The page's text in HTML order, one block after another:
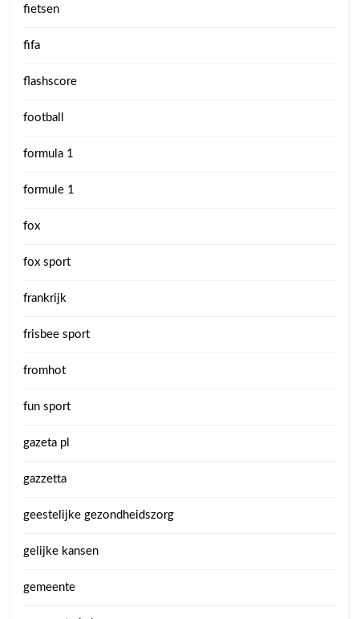
fietsen
fifa
flashscore
football
formula 1
formule 1
fox
fox sport
frankrijk
frisbee sport
fromhot
fun sport
gazeta pl
gazzetta
geestelijke gezondheidszorg
gelijke kansen
gemeente